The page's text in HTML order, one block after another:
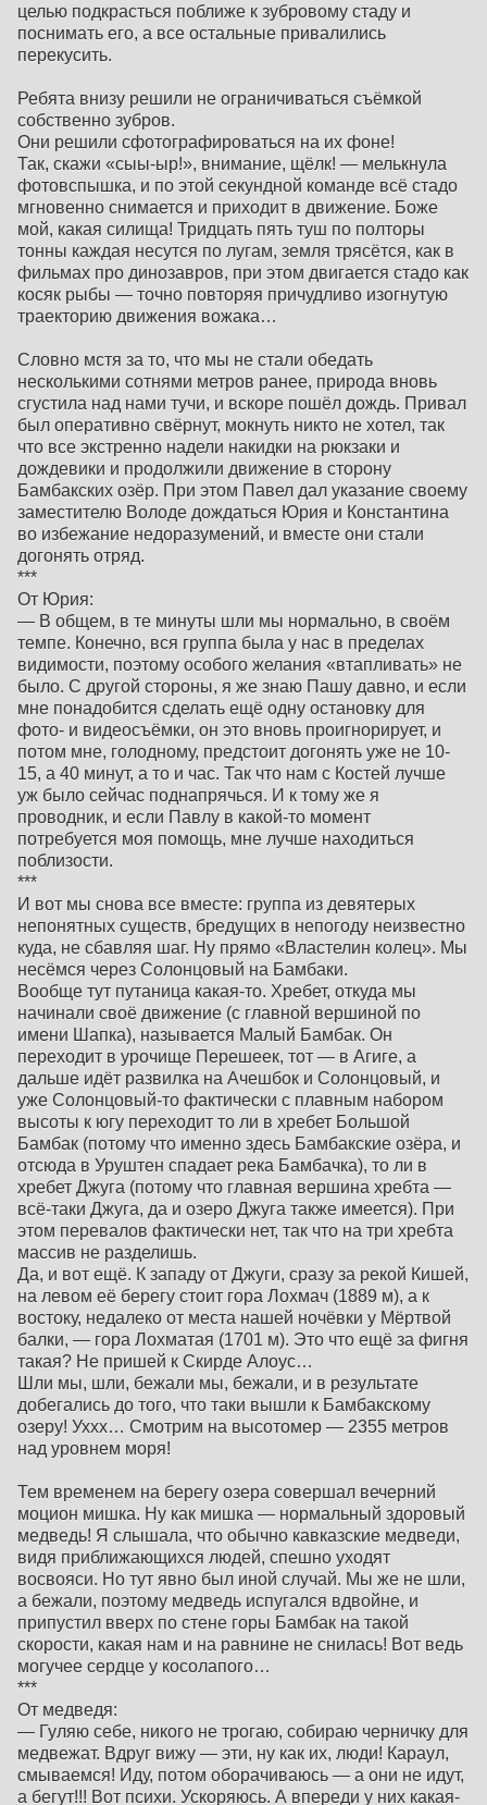
целью подкрасться поближе к зубровому стаду и
поснимать его, а все остальные привалились
перекусить.
Ребята внизу решили не ограничиваться съёмкой
собственно зубров.
Они решили сфотографироваться на их фоне!
Так, скажи «сыы-ыр!», внимание, щёлк! — мелькнула
фотовспышка, и по этой секундной команде всё стадо
мгновенно снимается и приходит в движение. Боже
мой, какая силища! Тридцать пять туш по полторы
тонны каждая несутся по лугам, земля трясётся, как в
фильмах про динозавров, при этом двигается стадо как
косяк рыбы — точно повторяя причудливо изогнутую
траекторию движения вожака…
Словно мстя за то, что мы не стали обедать
несколькими сотнями метров ранее, природа вновь
сгустила над нами тучи, и вскоре пошёл дождь. Привал
был оперативно свёрнут, мокнуть никто не хотел, так
что все экстренно надели накидки на рюкзаки и
дождевики и продолжили движение в сторону
Бамбакских озёр. При этом Павел дал указание своему
заместителю Володе дождаться Юрия и Константина
во избежание недоразумений, и вместе они стали
догонять отряд.
***
От Юрия:
— В общем, в те минуты шли мы нормально, в своём
темпе. Конечно, вся группа была у нас в пределах
видимости, поэтому особого желания «втапливать» не
было. С другой стороны, я же знаю Пашу давно, и если
мне понадобится сделать ещё одну остановку для
фото- и видеосъёмки, он это вновь проигнорирует, и
потом мне, голодному, предстоит догонять уже не 10-
15, а 40 минут, а то и час. Так что нам с Костей лучше
уж было сейчас поднапрячься. И к тому же я
проводник, и если Павлу в какой-то момент
потребуется моя помощь, мне лучше находиться
поблизости.
***
И вот мы снова все вместе: группа из девятерых
непонятных существ, бредущих в непогоду неизвестно
куда, не сбавляя шаг. Ну прямо «Властелин колец». Мы
несёмся через Солонцовый на Бамбаки.
Вообще тут путаница какая-то. Хребет, откуда мы
начинали своё движение (с главной вершиной по
имени Шапка), называется Малый Бамбак. Он
переходит в урочище Перешеек, тот — в Агиге, а
дальше идёт развилка на Ачешбок и Солонцовый, и
уже Солонцовый-то фактически с плавным набором
высоты к югу переходит то ли в хребет Большой
Бамбак (потому что именно здесь Бамбакские озёра, и
отсюда в Уруштен спадает река Бамбачка), то ли в
хребет Джуга (потому что главная вершина хребта —
всё-таки Джуга, да и озеро Джуга также имеется). При
этом перевалов фактически нет, так что на три хребта
массив не разделишь.
Да, и вот ещё. К западу от Джуги, сразу за рекой Кишей,
на левом её берегу стоит гора Лохмач (1889 м), а к
востоку, недалеко от места нашей ночёвки у Мёртвой
балки, — гора Лохматая (1701 м). Это что ещё за фигня
такая? Не пришей к Скирде Алоус…
Шли мы, шли, бежали мы, бежали, и в результате
добегались до того, что таки вышли к Бамбакскому
озеру! Уххх… Смотрим на высотомер — 2355 метров
над уровнем моря!
Тем временем на берегу озера совершал вечерний
моцион мишка. Ну как мишка — нормальный здоровый
медведь! Я слышала, что обычно кавказские медведи,
видя приближающихся людей, спешно уходят
восвояси. Но тут явно был иной случай. Мы же не шли,
а бежали, поэтому медведь испугался вдвойне, и
припустил вверх по стене горы Бамбак на такой
скорости, какая нам и на равнине не снилась! Вот ведь
могучее сердце у косолапого…
***
От медведя:
— Гуляю себе, никого не трогаю, собираю черничку для
медвежат. Вдруг вижу — эти, ну как их, люди! Караул,
смываемся! Иду, потом оборачиваюсь — а они не идут,
а бегут!!! Вот психи. Ускоряюсь. А впереди у них какая-